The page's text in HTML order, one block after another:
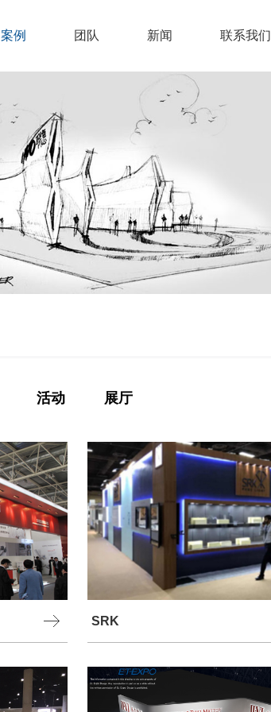
案例 团队 新闻 联系我们
活动 展厅
SRK